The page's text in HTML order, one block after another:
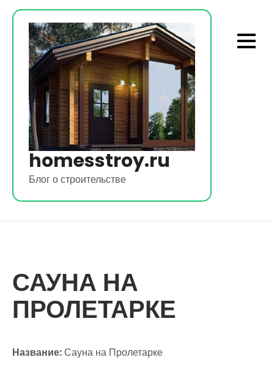
Перейти
содержимому
homesstroy.ru
Блог о строительстве
САУНА НА
ПРОЛЕТАРКЕ
Название:Сауна на Пролетарке